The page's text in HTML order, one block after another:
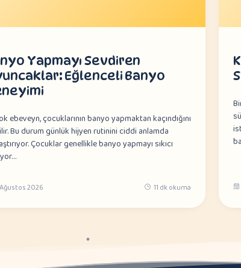
Yapmayı Sevdiren
Eğlenceli Banyo
ebeveyn, çocuklarının banyo yapmaktan kaçındığını
Bu durum günlük hijyen rutinini ciddi anlamda
Çocuklar genellikle banyo yapmayı sıkıcı
2026 11 dk okuma